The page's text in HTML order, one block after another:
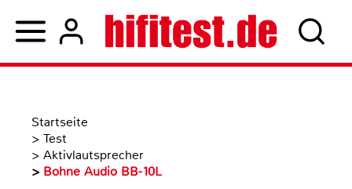
Startseite
> Test
> Aktivlautsprecher
> Bohne Audio BB-10L